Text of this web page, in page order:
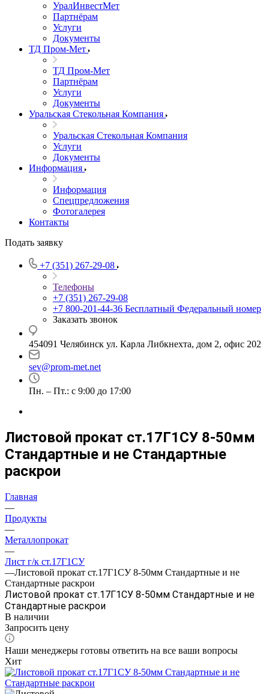
УралИнвестМет
Партнёрам
Услуги
Документы
ТД Пром-Мет
ТД Пром-Мет
Партнёрам
Услуги
Документы
Уральская Стекольная Компания
Уральская Стекольная Компания
Услуги
Документы
Информация
Информация
Спецпредложения
Фотогалерея
Контакты
Подать заявку
+7 (351) 267-29-08
Телефоны
+7 (351) 267-29-08
+7 800-201-44-36 Бесплатный Федеральный номер
Заказать звонок
454091 Челябинск ул. Карла Либкнехта, дом 2, офис 202
sev@prom-met.net
Пн. – Пт.: с 9:00 до 17:00
Листовой прокат ст.17Г1СУ 8-50мм
Стандартные и не Стандартные
раскрои
Главная
—
Продукты
—
Металлопрокат
—
Лист г/к ст.17Г1СУ
—Листовой прокат ст.17Г1СУ 8-50мм Стандартные и не
Стандартные раскрои
Листовой прокат ст.17Г1СУ 8-50мм Стандартные и не
Стандартные раскрои
В наличии
Запросить цену
Наши менеджеры готовы ответить на все ваши вопросы
Хит